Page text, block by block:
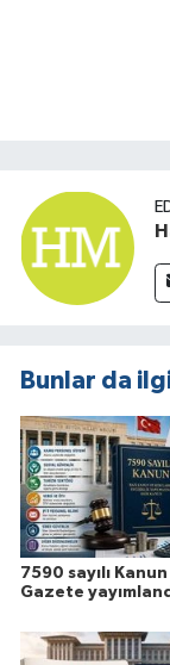
Bunlar da
7590 sayılı
Gazete